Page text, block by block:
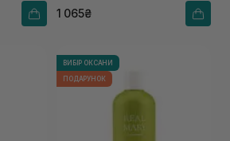
1 065₴
ВИБІР ОКСАНИ
ПОДАРУНОК